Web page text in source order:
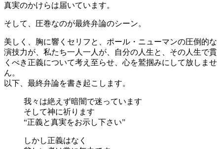
真実のかけらは届いています。
そして、圧巻なのが最終弁論のシーン。
美しく、胸に響くセリフと、ポール・ニューマンの圧倒的な
演技力が、私たち一人一人が、自分の人生と、その人生で貫
くべき正義について考え至らせ、心を鷲掴みにして放しませ
ん。
以下、最終弁論を書き起こします。
我々は絶えず暗闇で迷っています
そして神に祈ります
“正義と真実をお示し下さい”
しかし正義はなく